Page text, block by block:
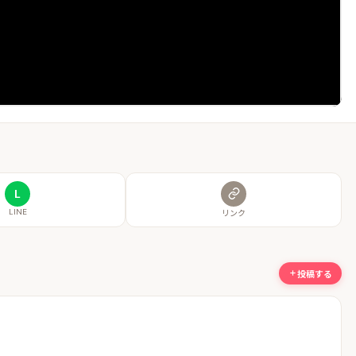
L
LINE リンク
投稿する